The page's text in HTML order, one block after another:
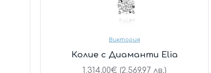
Виктория
Колие с Диаманти Elia
1,314.00€ (2,569.97 лв.)